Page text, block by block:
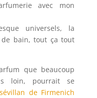
avec mon
universels, la
de bain, tout ça tout
que beaucoup
loin, pourrait se
de Firmenich